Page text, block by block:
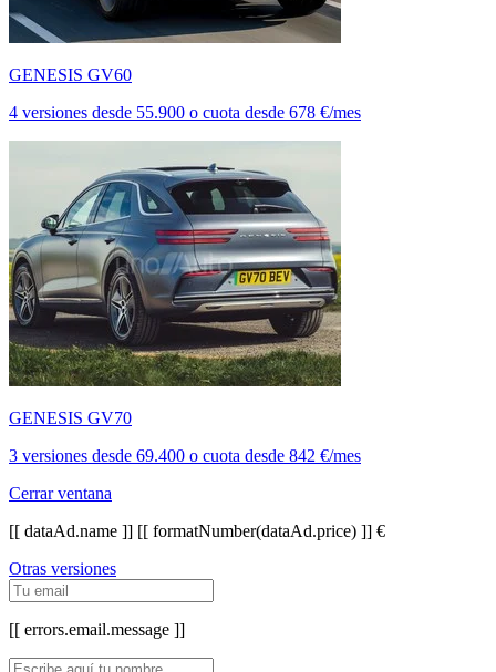
GENESIS GV60
4 versiones desde 55.900 o cuota desde 678 €/mes
GENESIS GV70
3 versiones desde 69.400 o cuota desde 842 €/mes
Cerrar ventana
[[ dataAd.name ]] [[ formatNumber(dataAd.price) ]] €
Otras versiones
[[ errors.email.message ]]